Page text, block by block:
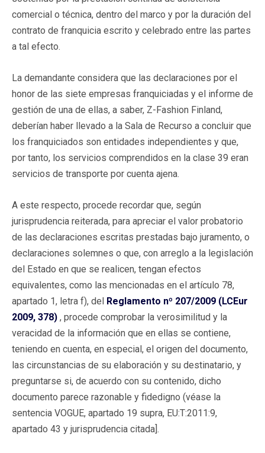
comercial o técnica, dentro del marco y por la duración del
contrato de franquicia escrito y celebrado entre las partes
a tal efecto.
La demandante considera que las declaraciones por el
honor de las siete empresas franquiciadas y el informe de
gestión de una de ellas, a saber, Z-Fashion Finland,
deberían haber llevado a la Sala de Recurso a concluir que
los franquiciados son entidades independientes y que,
por tanto, los servicios comprendidos en la clase 39 eran
servicios de transporte por cuenta ajena.
A este respecto, procede recordar que, según
jurisprudencia reiterada, para apreciar el valor probatorio
de las declaraciones escritas prestadas bajo juramento, o
declaraciones solemnes o que, con arreglo a la legislación
del Estado en que se realicen, tengan efectos
equivalentes, como las mencionadas en el artículo 78,
apartado 1, letra f), del Reglamento nº 207/2009 (LCEur
2009, 378) , procede comprobar la verosimilitud y la
veracidad de la información que en ellas se contiene,
teniendo en cuenta, en especial, el origen del documento,
las circunstancias de su elaboración y su destinatario, y
preguntarse si, de acuerdo con su contenido, dicho
documento parece razonable y fidedigno (véase la
sentencia VOGUE, apartado 19 supra, EU:T:2011:9,
apartado 43 y jurisprudencia citada].